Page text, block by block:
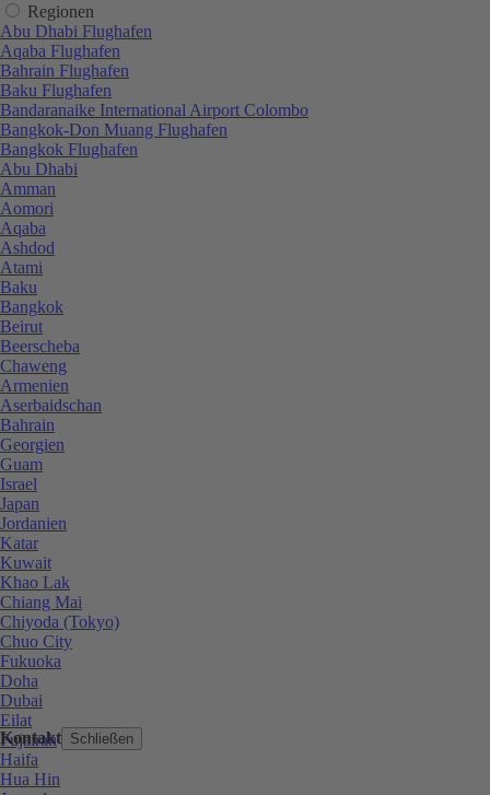
Kontakt Schließen
Regionen
Abu Dhabi Flughafen
Aqaba Flughafen
Bahrain Flughafen
Baku Flughafen
Bandaranaike International Airport Colombo
Bangkok-Don Muang Flughafen
Bangkok Flughafen
Abu Dhabi
Amman
Aomori
Aqaba
Ashdod
Atami
Baku
Bangkok
Beirut
Beerscheba
Chaweng
Armenien
Aserbaidschan
Bahrain
Georgien
Guam
Israel
Japan
Jordanien
Katar
Kuwait
Khao Lak
Chiang Mai
Chiyoda (Tokyo)
Chuo City
Fukuoka
Doha
Dubai
Eilat
Fujairah
Haifa
Hua Hin